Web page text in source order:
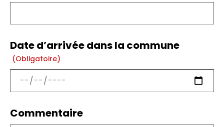
Date d’arrivée dans la commune
(obligatoire)
Commentaire